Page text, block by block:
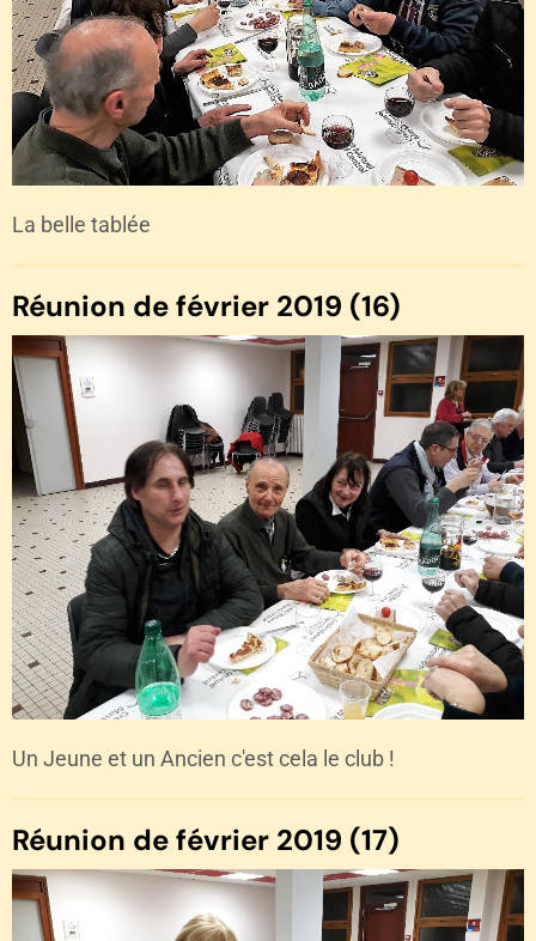
La belle tablée
Réunion de février 2019 (16)
Un Jeune et un Ancien c'est cela le club !
Réunion de février 2019 (17)